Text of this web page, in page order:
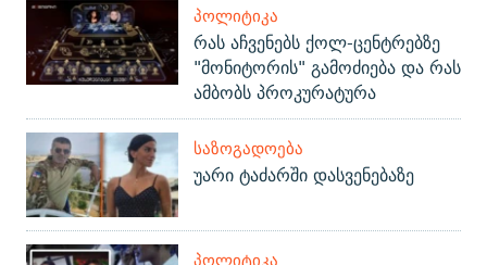
ᲞᲝᲚᲘᲢᲘᲙᲐ
რას აჩვენებს ქოლ-ცენტრებზე
"მონიტორის" გამოძიება და რას
ამბობს პროკურატურა
ᲡᲐᲖᲝᲒᲐᲓᲝᲔᲑᲐ
უარი ტაძარში დასვენებაზე